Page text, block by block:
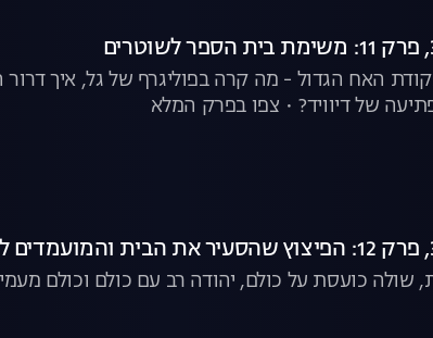
האח הגדול - מה קרה בפוליגרף של גל, איך
של דיוויד? • צפו בפרק המלא
שולה כועסת על כולם, יהודה רב עם כולם וכולם